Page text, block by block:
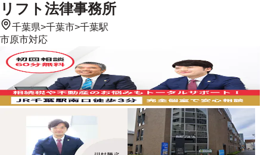
リフト法律事務所
千葉県>千葉市>千葉駅
市原市対応